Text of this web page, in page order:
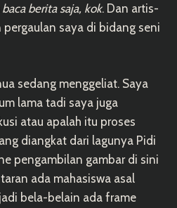
berita saja, kok. Dan artis-
saya di bidang seni
sedang menggeliat. Saya
lama tadi saya juga
atau apalah itu proses
diangkat dari lagunya Pidi
pengambilan gambar di sini
ada mahasiswa asal
bela-belain ada frame